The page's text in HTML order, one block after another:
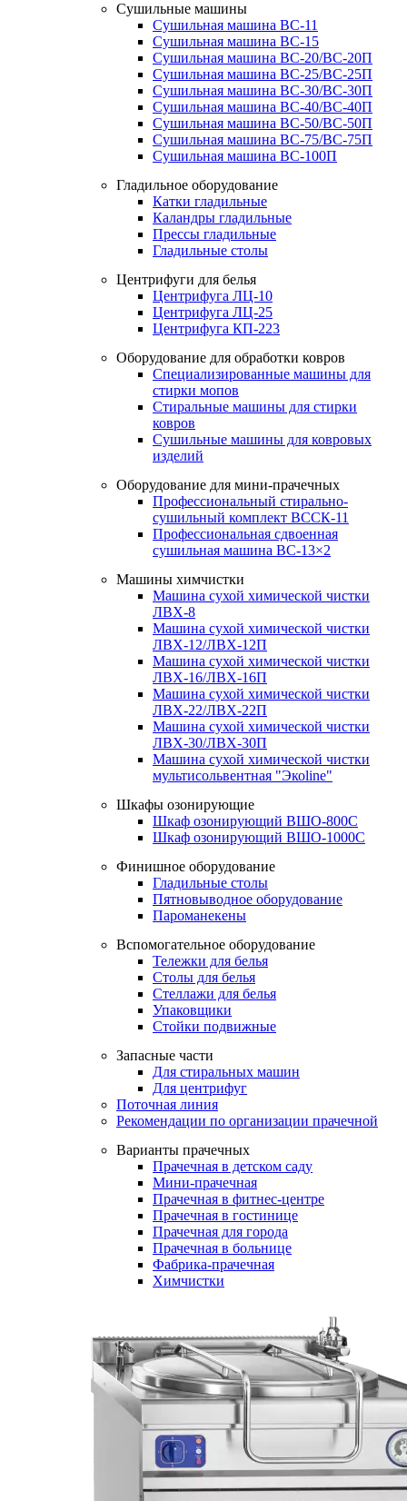
Сушильные машины
Сушильная машина ВС-11
Сушильная машина ВС-15
Сушильная машина ВС-20/ВС-20П
Сушильная машина ВС-25/ВС-25П
Сушильная машина ВС-30/ВС-30П
Сушильная машина ВС-40/ВС-40П
Сушильная машина ВС-50/ВС-50П
Сушильная машина ВС-75/ВС-75П
Сушильная машина ВС-100П
Гладильное оборудование
Катки гладильные
Каландры гладильные
Прессы гладильные
Гладильные столы
Центрифуги для белья
Центрифуга ЛЦ-10
Центрифуга ЛЦ-25
Центрифуга КП-223
Оборудование для обработки ковров
Специализированные машины для
стирки мопов
Стиральные машины для стирки
ковров
Сушильные машины для ковровых
изделий
Оборудование для мини-прачечных
Профессиональный стирально-
сушильный комплект ВССК-11
Профессиональная сдвоенная
сушильная машина ВС-13×2
Машины химчистки
Машина сухой химической чистки
ЛВХ-8
Машина сухой химической чистки
ЛВХ-12/ЛВХ-12П
Машина сухой химической чистки
ЛВХ-16/ЛВХ-16П
Машина сухой химической чистки
ЛВХ-22/ЛВХ-22П
Машина сухой химической чистки
ЛВХ-30/ЛВХ-30П
Машина сухой химической чистки
мультисольвентная "Экоline"
Шкафы озонирующие
Шкаф озонирующий ВШО-800С
Шкаф озонирующий ВШО-1000С
Финишное оборудование
Гладильные столы
Пятновыводное оборудование
Пароманекены
Вспомогательное оборудование
Тележки для белья
Столы для белья
Стеллажи для белья
Упаковщики
Стойки подвижные
Запасные части
Для стиральных машин
Для центрифуг
Поточная линия
Рекомендации по организации прачечной
Варианты прачечных
Прачечная в детском саду
Мини-прачечная
Прачечная в фитнес-центре
Прачечная в гостинице
Прачечная для города
Прачечная в больнице
Фабрика-прачечная
Химчистки